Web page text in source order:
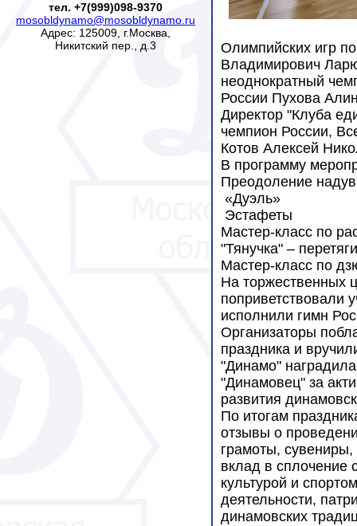
тел. +7(999)098-9370
mosobldynamo@mosobldynamo.ru
Адрес: 125009, г.Москва,
Никитский пер., д.3
Олимпийских игр
Владимирович
неоднократный
России Пухова
Директор "Клуба
чемпион России,
Котов Алексей
В программу
Преодоление
«Дуэль»
Эстафеты
Мастер-класс по
"Тянучка" –
Мастер-класс по
На торжественных
поприветствовали
исполнили гимн
Организаторы
праздника и
"Динамо"
"Динамовец" за
развития
По итогам
отзывы о
грамоты,
вклад в сплочение
культурой и
деятельности,
динамовских